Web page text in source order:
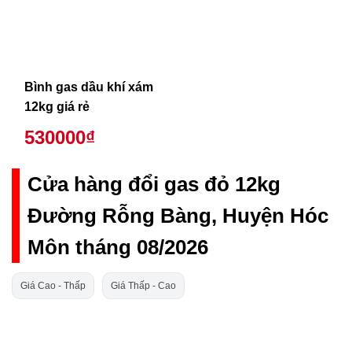
Bình gas dầu khí xám
12kg giá rẻ
530000₫
Cửa hàng đổi gas đỏ 12kg
Đường Rỗng Bàng, Huyện Hóc
Môn tháng 08/2026
Giá Cao - Thấp Giá Thấp - Cao